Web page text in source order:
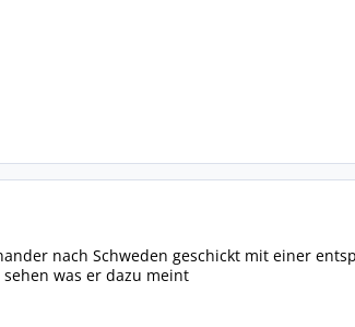
nach Schweden geschickt mit einer
was er dazu meint